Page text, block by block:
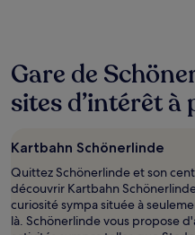
heures
sur
la
séjour
d’une
nuit
pour
2 adultes.
Les
Gare de
sites d’intérêt
Kartbahn Schönerlinde
Quittez Schönerlinde et son
découvrir Kartbahn
curiosité sympa située à
là. Schönerlinde vous propose